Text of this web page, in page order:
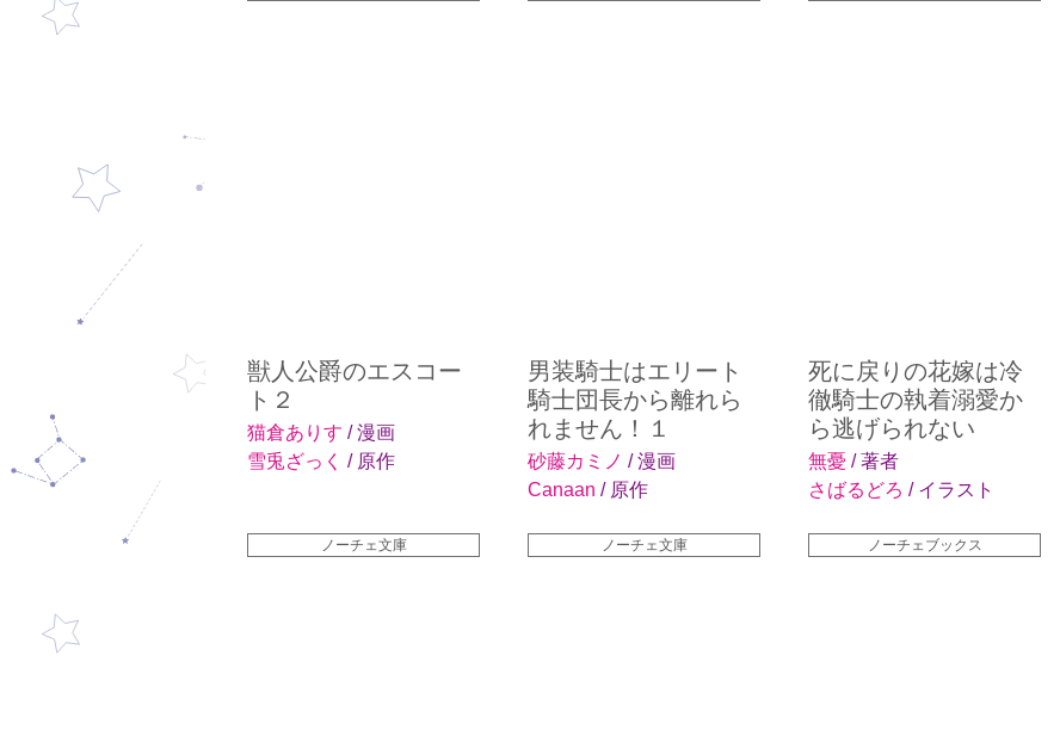
獣人公爵のエスコー
ト２
猫倉ありす / 漫画
雪兎ざっく / 原作
男装騎士はエリート
騎士団長から離れら
れません！１
砂藤カミノ / 漫画
Canaan / 原作
死に戻りの花嫁は冷
徹騎士の執着溺愛か
ら逃げられない
無憂 / 著者
さばるどろ / イラスト
ノーチェ文庫 ノーチェ文庫 ノーチェブックス